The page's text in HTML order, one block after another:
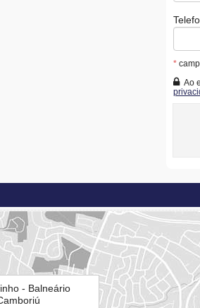
*
Ao
- Balneário